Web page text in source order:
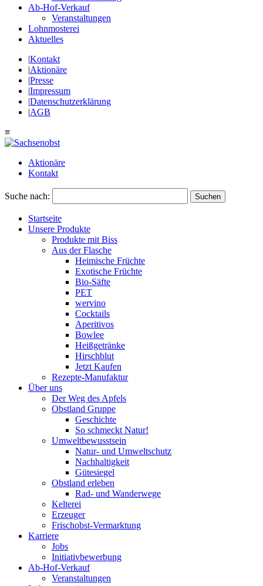
Ab-Hof-Verkauf
Veranstaltungen
Lohnmosterei
Aktuelles
|Kontakt
|Aktionäre
|Presse
|Impressum
|Datenschutzerklärung
|AGB
≡
Aktionäre
Kontakt
Suche nach: Suchen
Startseite
Unsere Produkte
Produkte mit Biss
Aus der Flasche
Heimische Früchte
Exotische Früchte
Bio-Säfte
PET
wervino
Cocktails
Aperitivos
Bowlee
Heißgetränke
Hirschblut
Jetzt Kaufen
Rezepte-Manufaktur
Über uns
Der Weg des Apfels
Obstland Gruppe
Geschichte
So schmeckt Natur!
Umweltbewusstsein
Natur- und Umweltschutz
Nachhaltigkeit
Gütesiegel
Obstland erleben
Rad- und Wanderwege
Kelterei
Erzeuger
Frischobst-Vermarktung
Karriere
Jobs
Initiativbewerbung
Ab-Hof-Verkauf
Veranstaltungen